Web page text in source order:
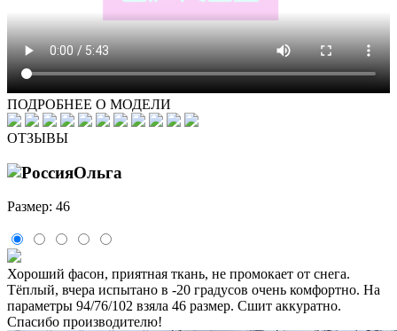
ПОДРОБНЕЕ О МОДЕЛИ
ОТЗЫВЫ
Ольга
Размер: 46
Хороший фасон, приятная ткань, не промокает от снега.
Тёплый, вчера испытано в -20 градусов очень комфортно. На
параметры 94/76/102 взяла 46 размер. Сшит аккуратно.
Спасибо производителю!